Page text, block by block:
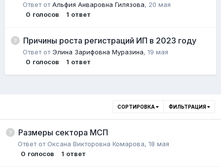
Ответ отАльфия Анваровна Гилязова, 20 мая
0 голосов 1 ответ
Причины роста регистраций ИП в 2023 году
Ответ от Элина Зарифовна Муразина, 19 мая
0 голосов 1 ответ
СОРТИРОВКА ФИЛЬТРАЦИЯ
Размеры сектора МСП
Ответ от Оксана Викторовна Комарова, 18 мая
0 голосов 1 ответ